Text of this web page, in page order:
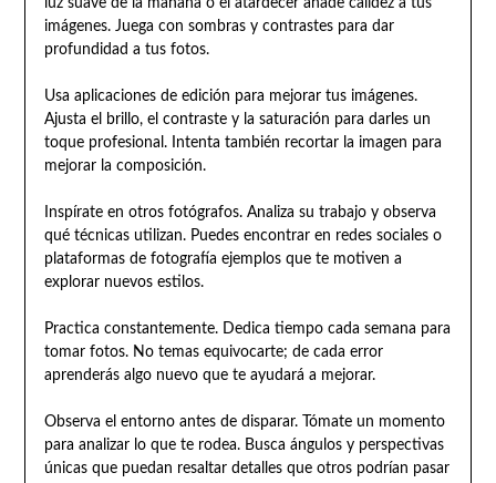
luz suave de la mañana o el atardecer añade calidez a tus
imágenes. Juega con sombras y contrastes para dar
profundidad a tus fotos.
Usa aplicaciones de edición para mejorar tus imágenes.
Ajusta el brillo, el contraste y la saturación para darles un
toque profesional. Intenta también recortar la imagen para
mejorar la composición.
Inspírate en otros fotógrafos. Analiza su trabajo y observa
qué técnicas utilizan. Puedes encontrar en redes sociales o
plataformas de fotografía ejemplos que te motiven a
explorar nuevos estilos.
Practica constantemente. Dedica tiempo cada semana para
tomar fotos. No temas equivocarte; de cada error
aprenderás algo nuevo que te ayudará a mejorar.
Observa el entorno antes de disparar. Tómate un momento
para analizar lo que te rodea. Busca ángulos y perspectivas
únicas que puedan resaltar detalles que otros podrían pasar